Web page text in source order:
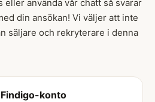
eller använda vår chatt så svarar
din ansökan! Vi väljer att inte
säljare och rekryterare i denna
konto